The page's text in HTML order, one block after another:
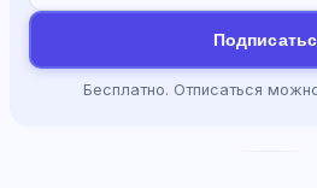
Бесплатно. Отписаться